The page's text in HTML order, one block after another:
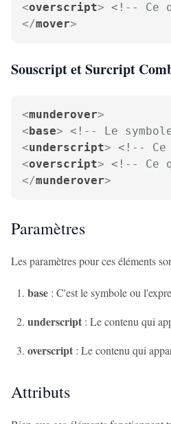
<overscript> <!-- Ce
</mover>
Souscript et Surcript
<munderover>
<base> <!-- Le
<underscript> <!-- Ce
<overscript> <!-- Ce
</munderover>
Paramètres
Les paramètres pour ces éléments
base : C'est le symbole ou
underscript : Le contenu qui
overscript : Le contenu qui
Attributs